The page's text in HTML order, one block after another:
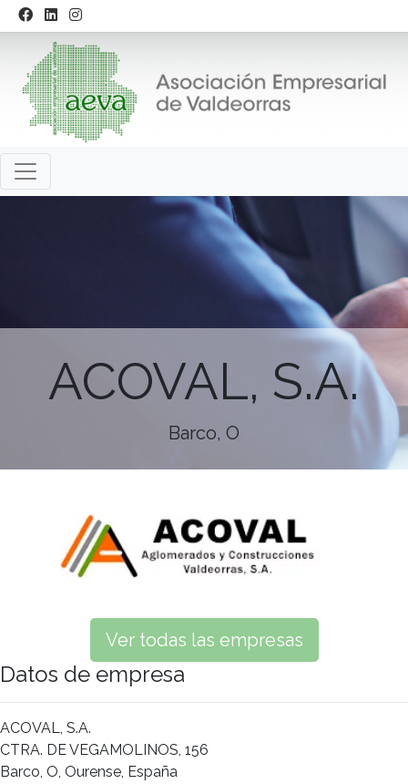
ACOVAL, S.A.
Barco, O
Ver todas las empresas
Datos de empresa
ACOVAL, S.A.
CTRA. DE VEGAMOLINOS, 156
Barco, O, Ourense, España